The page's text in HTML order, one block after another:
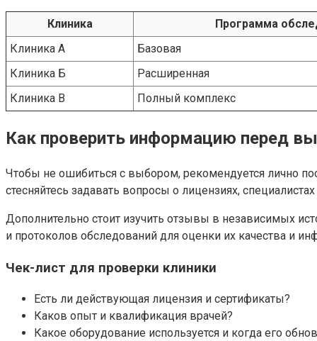
Клиника
Программа
Клиника А
Базовая
Клиника Б
Расширенная
Клиника В
Полный комплекс
Как проверить информацию перед
Чтобы не ошибиться с выбором, рекомендуется лично
стесняйтесь задавать вопросы о лицензиях,
Дополнительно стоит изучить отзывы в независимых
и протоколов обследований для оценки их качества и
Чек-лист для проверки клиники
Есть ли действующая лицензия и сертификаты?
Каков опыт и квалификация врачей?
Какое оборудование используется и когда его